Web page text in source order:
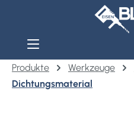
Zum Hauptinhalt springen
Produkte
Werkzeuge
Dichtungsmaterial